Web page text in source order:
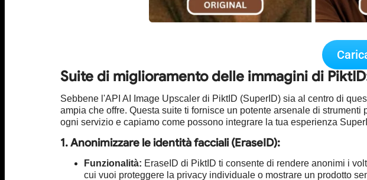
Suite di miglioramento delle immagini di
Sebbene l'API AI Image Upscaler di PiktID (SuperID) sia al centro di
ampia che offre. Questa suite ti fornisce un potente arsenale di
ogni servizio e capiamo come possono integrare la tua esperienza
1. Anonimizzare le identità facciali (EraseID):
Funzionalità: EraseID di PiktID ti consente di rendere anonimi i
cui vuoi proteggere la privacy individuale o mostrare un prodotto